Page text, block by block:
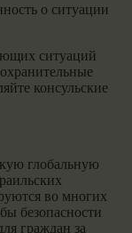
о ситуации
ситуаций
консульские
глобальную
во многих
безопасности
граждан за